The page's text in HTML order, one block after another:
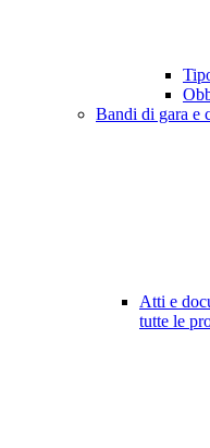
Bandi di gara e
Atti e
tutte le